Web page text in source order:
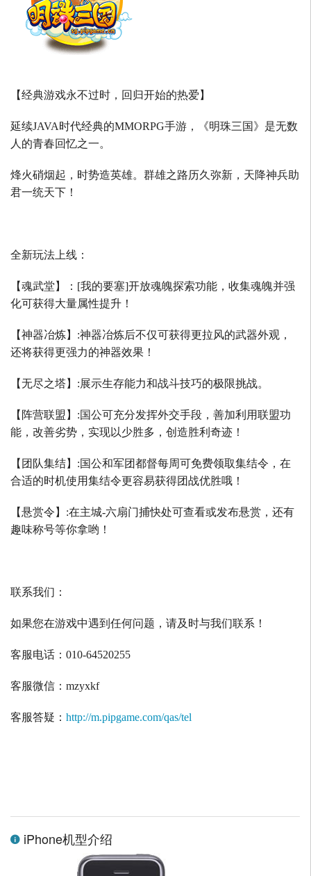
【经典游戏永不过时，回归开始的热爱】
延续JAVA时代经典的MMORPG手游，《明珠三国》是无数
人的青春回忆之一。
烽火硝烟起，时势造英雄。群雄之路历久弥新，天降神兵助
君一统天下！
全新玩法上线：
【魂武堂】： [我的要塞]开放魂魄探索功能，收集魂魄并强
化可获得大量属性提升！
【神器冶炼】 :神器冶炼后不仅可获得更拉风的武器外观，
还将获得更强力的神器效果！
【无尽之塔】 :展示生存能力和战斗技巧的极限挑战。
【阵营联盟】 :国公可充分发挥外交手段，善加利用联盟功
能，改善劣势，实现以少胜多，创造胜利奇迹！
【团队集结】 :国公和军团都督每周可免费领取集结令，在
合适的时机使用集结令更容易获得团战优胜哦！
【悬赏令】 :在主城-六扇门捕快处可查看或发布悬赏，还有
趣味称号等你拿哟！
联系我们：
如果您在游戏中遇到任何问题，请及时与我们联系！
客服电话： 010-64520255
客服微信： mzyxkf
客服答疑： http://m.pipgame.com/qas/tel
iPhone机型介绍